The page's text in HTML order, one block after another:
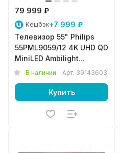
79 999 ₽
Кешбэк+7 999 ₽
Телевизор 55" Philips
55PML9059/12 4K UHD QD
MiniLED Ambilight
TitanOS 144Hz
В наличии Арт. 39143603
Купить